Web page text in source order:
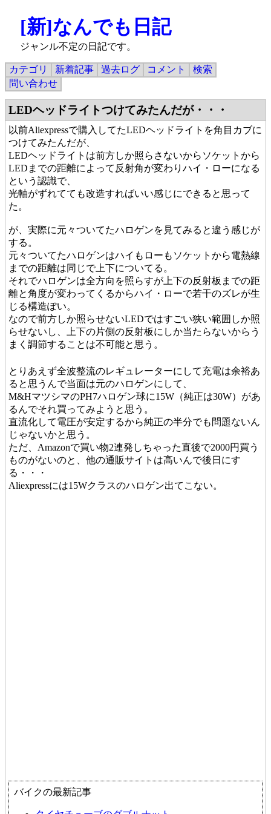
[新]なんでも日記
ジャンル不定の日記です。
カテゴリ 新着記事 過去ログ コメント
検索
問い合わせ
LEDヘッドライトつけてみたんだが・・・
以前Aliexpressで購入してたLEDヘッドライトを角目カブに
つけてみたんだが、
LEDヘッドライトは前方しか照らさないからソケットから
LEDまでの距離によって反射角が変わりハイ・ローになる
という認識で、
光軸がずれてても改造すればいい感じにできると思って
た。
が、実際に元々ついてたハロゲンを見てみると違う感じが
する。
元々ついてたハロゲンはハイもローもソケットから電熱線
までの距離は同じで上下についてる。
それでハロゲンは全方向を照らすが上下の反射板までの距
離と角度が変わってくるからハイ・ローで若干のズレが生
じる構造ぽい。
なので前方しか照らせないLEDではすごい狭い範囲しか照
らせないし、上下の片側の反射板にしか当たらないからう
まく調節することは不可能と思う。
とりあえず全波整流のレギュレーターにして充電は余裕あ
ると思うんで当面は元のハロゲンにして、
M&HマツシマのPH7ハロゲン球に15W（純正は30W）があ
るんでそれ買ってみようと思う。
直流化して電圧が安定するから純正の半分でも問題ないん
じゃないかと思う。
ただ、Amazonで買い物2連発しちゃった直後で2000円買う
ものがないのと、他の通販サイトは高いんで後日にす
る・・・
Aliexpressには15Wクラスのハロゲン出てこない。
バイクの最新記事